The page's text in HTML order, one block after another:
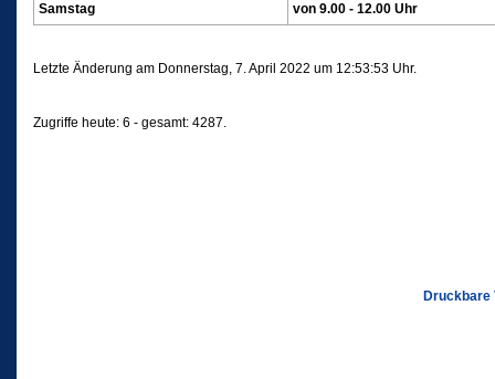
Samstag
von 9.00 - 12.00 Uhr
Letzte Änderung am Donnerstag, 7. April 2022 um 12:53:53 Uhr.
Zugriffe heute: 6 - gesamt: 4287.
Druckbare